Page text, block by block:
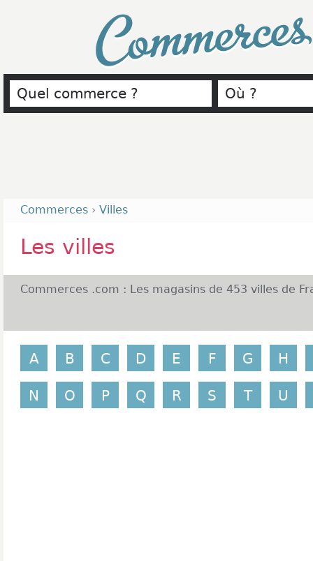
Commerces › Villes
Les villes
Commerces .com : Les magasins de 453 villes de
A B C D E F G H
N O P Q R S T U